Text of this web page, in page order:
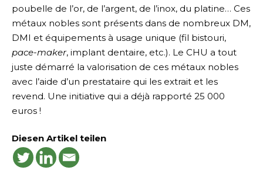
poubelle de l’or, de l’argent, de l’inox, du platine… Ces
métaux nobles sont présents dans de nombreux DM,
DMI et équipements à usage unique (fil bistouri,
pace-maker, implant dentaire, etc.). Le CHU a tout
juste démarré la valorisation de ces métaux nobles
avec l’aide d’un prestataire qui les extrait et les
revend. Une initiative qui a déjà rapporté 25 000
euros !
Diesen Artikel teilen